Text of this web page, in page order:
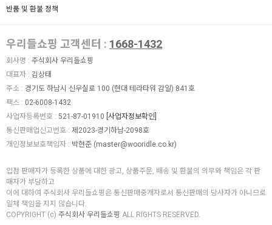
반품 및 환불 정책
우리들쇼핑 고객센터 : 1668-1432
회사명 : 주식회사 우리들쇼핑
대표자 : 김상태
주소 : 경기도 하남시 신우실로 100 (현대 테라타워 감일) 841호
팩스 : 02-6008-1432
사업자등록번호 : 521-87-01910 [사업자정보확인]
통신판매업신고번호 : 제2023-경기하남-2098호
개인정보보호책임자 : 박현준 (master@wooridle.co.kr)
입점 판매자가 등록한 상품에 대한 광고, 상품주문, 배송 및 환불의 의무와 책임은 각 판
매자가 부담하고
이에 대하여 주식회사 우리들쇼핑은 통신판매중개자로서 통신판매의 당사자가 아니므로
일체 책임을 지지 않습니다.
COPYRIGHT (c) 주식회사 우리들쇼핑 ALL RIGHTS RESERVED.